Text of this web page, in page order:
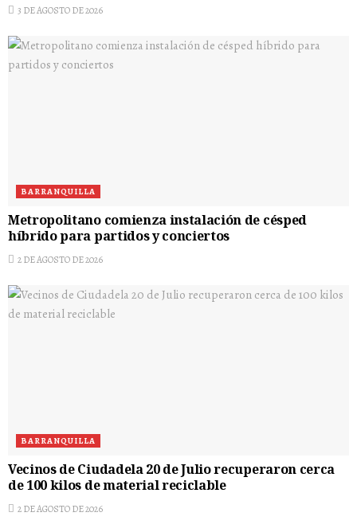
3 DE AGOSTO DE 2026
BARRANQUILLA
Metropolitano comienza instalación de césped
híbrido para partidos y conciertos
2 DE AGOSTO DE 2026
BARRANQUILLA
Vecinos de Ciudadela 20 de Julio recuperaron cerca
de 100 kilos de material reciclable
2 DE AGOSTO DE 2026